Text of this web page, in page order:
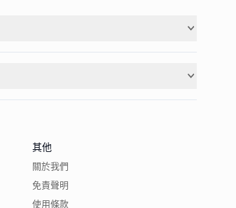
其他
關於我們
免責聲明
使用條款